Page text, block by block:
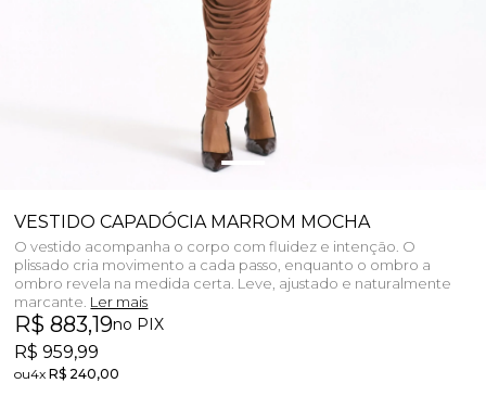
VESTIDO CAPADÓCIA MARROM MOCHA
O vestido acompanha o corpo com fluidez e intenção. O
plissado cria movimento a cada passo, enquanto o ombro a
ombro revela na medida certa. Leve, ajustado e naturalmente
marcante. Ler mais
R$ 883,19no PIX
R$ 959,99
4xR$ 240,00